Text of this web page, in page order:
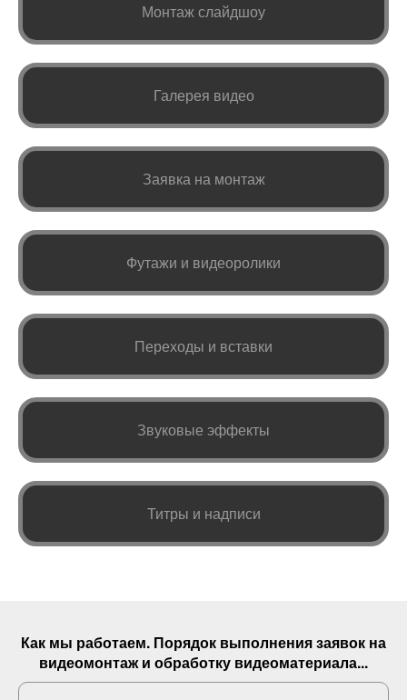
Монтаж слайдшоу
Галерея видео
Заявка на монтаж
Футажи и видеоролики
Переходы и вставки
Звуковые эффекты
Титры и надписи
Как мы работаем. Порядок выполнениязаявок на
видеомонтаж и обработку видеоматериала...